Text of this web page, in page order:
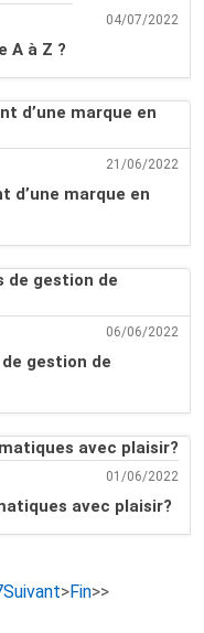
04/07/2022
A à Z ?
21/06/2022
d’une marque en
06/06/2022
gestion de
01/06/2022
avec plaisir?
Suivant>Fin>>